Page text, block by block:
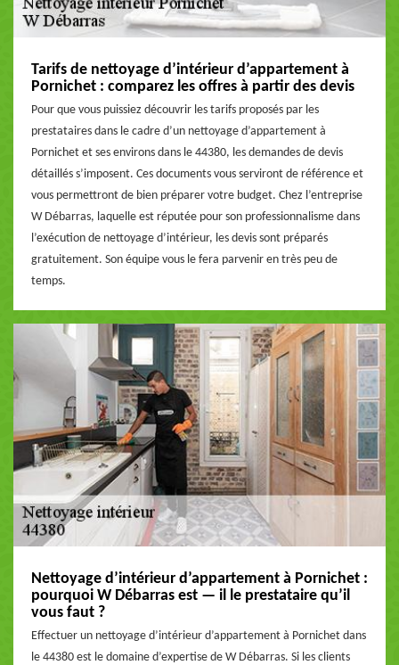
Tarifs de nettoyage d’intérieur d’appartement à
Pornichet : comparez les offres à partir des devis
Pour que vous puissiez découvrir les tarifs proposés par les
prestataires dans le cadre d’un nettoyage d’appartement à
Pornichet et ses environs dans le 44380, les demandes de devis
détaillés s’imposent. Ces documents vous serviront de référence et
vous permettront de bien préparer votre budget. Chez l’entreprise
W Débarras, laquelle est réputée pour son professionnalisme dans
l’exécution de nettoyage d’intérieur, les devis sont préparés
gratuitement. Son équipe vous le fera parvenir en très peu de
temps.
Nettoyage d’intérieur d’appartement à Pornichet :
pourquoi W Débarras est — il le prestataire qu’il
vous faut ?
Effectuer un nettoyage d’intérieur d’appartement à Pornichet dans
le 44380 est le domaine d’expertise de W Débarras. Si les clients